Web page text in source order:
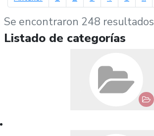
Se encontraron 248 resultados
Listado de categorías